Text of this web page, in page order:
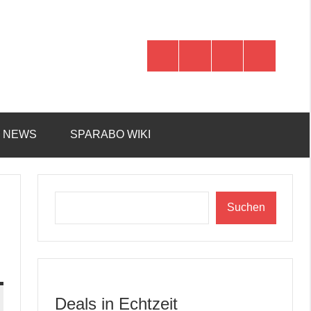
NEWS SPARABO WIKI
Suchen
Deals in Echtzeit